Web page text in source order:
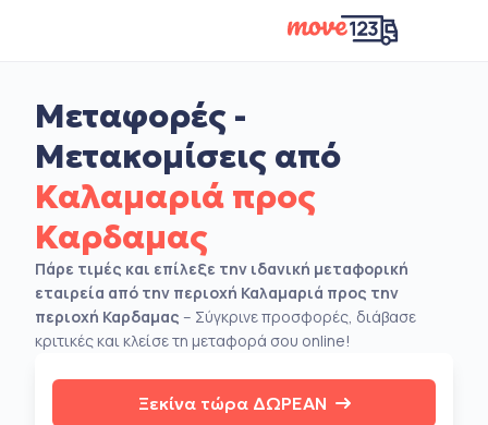
Μεταφορές -
Μετακομίσεις από
Καλαμαριά προς
Καρδαμας
Πάρε τιμές και επίλεξε την ιδανική μεταφορική
εταιρεία από την περιοχή Καλαμαριά προς την
περιοχή Καρδαμας – Σύγκρινε προσφορές, διάβασε
κριτικές και κλείσε τη μεταφορά σου online!
Ξεκίνα τώρα ΔΩΡΕΑΝ